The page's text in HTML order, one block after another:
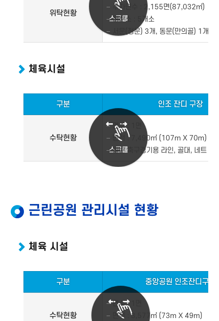
스크롤
위탁현황
주차면수 : 2,155면(87,032㎡)
정산소 : 5개소
서문(정문) 3개, 동문(만의골) 1개,
체육시설
스크롤
구분 인조 잔디 구장
수탁현황
면수 : 1면
면적 : 7,490㎡ (107m Χ 70m)
일반 축구경기용 라인, 골대, 네트
근린공원 관리시설 현황
체육 시설
구분 중앙공원 인조잔디구장
수탁현황
면수 : 1면
면적 : 3,577㎡ (73m Χ 49m)